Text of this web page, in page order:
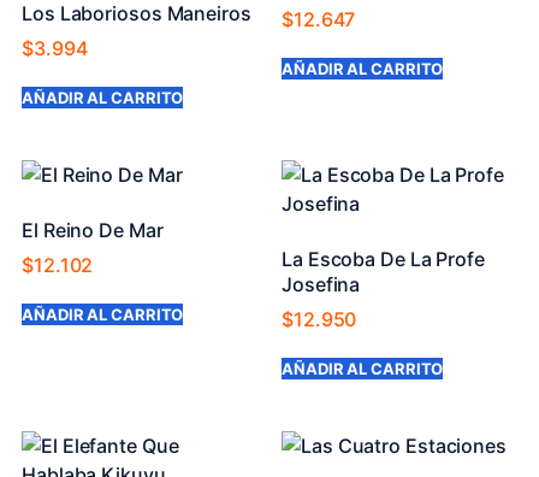
Los Laboriosos Maneiros
$3.994
AÑADIR AL CARRITO
$12.647
AÑADIR AL CARRITO
El Reino De Mar
$12.102
AÑADIR AL CARRITO
La Escoba De La Profe
Josefina
$12.950
AÑADIR AL CARRITO